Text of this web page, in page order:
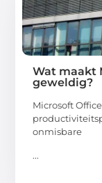
Wat maakt
geweldig?
Microsoft
onmisbare
...